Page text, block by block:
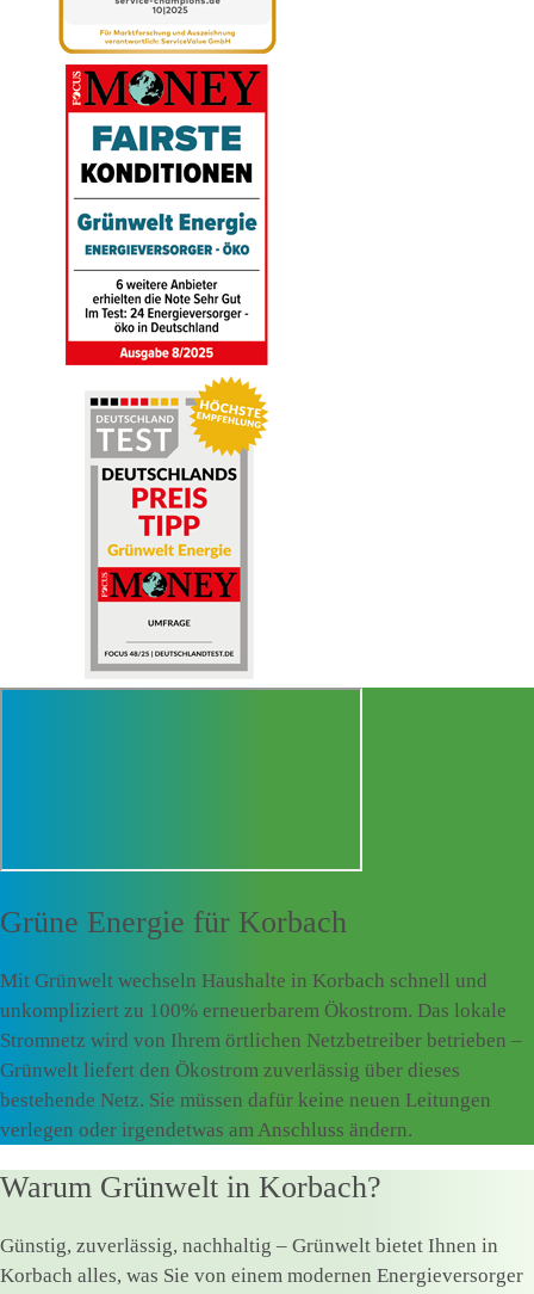
Grüne Energie für Korbach
Mit Grünwelt wechseln Haushalte in Korbach schnell und
unkompliziert zu 100% erneuerbarem Ökostrom. Das lokale
Stromnetz wird von Ihrem örtlichen Netzbetreiber betrieben –
Grünwelt liefert den Ökostrom zuverlässig über dieses
bestehende Netz. Sie müssen dafür keine neuen Leitungen
verlegen oder irgendetwas am Anschluss ändern.
Warum Grünwelt in Korbach?
Günstig, zuverlässig, nachhaltig – Grünwelt bietet Ihnen in
Korbach alles, was Sie von einem modernen Energieversorger